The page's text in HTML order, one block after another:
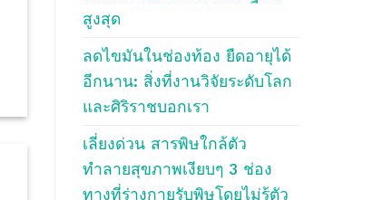
สูงสุด
ลดไขมันในช่องท้อง ยืดอายุได้
อีกนาน: สิ่งที่งานวิจัยระดับโลก
และศิริราชบอกเรา
เลี่ยงด่วน สารพิษใกล้ตัว
ทำลายสุขภาพเงียบๆ 3 ช่อง
ทางที่ร่างกายรับพิษโดยไม่รู้ตัว